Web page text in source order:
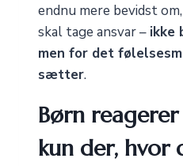
endnu mere bevidst
skal tage ansvar – ikke
men for det
sætter.
Børn
kun der,